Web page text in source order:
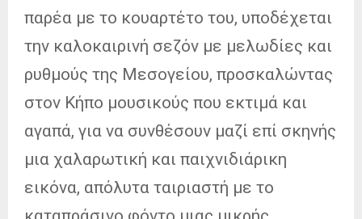
παρέα με το κουαρτέτο του, υποδέχεται
την καλοκαιρινή σεζόν με μελωδίες και
ρυθμούς της Μεσογείου, προσκαλώντας
στον Κήπο μουσικούς που εκτιμά και
αγαπά, για να συνθέσουν μαζί επί σκηνής
μια χαλαρωτική και παιχνιδιάρικη
εικόνα, απόλυτα ταιριαστή με το